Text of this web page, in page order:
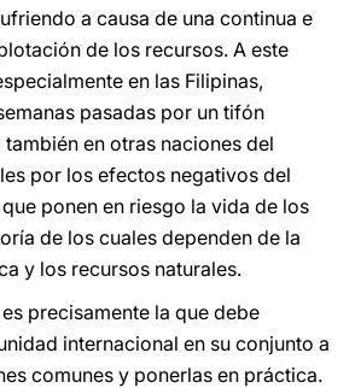
a causa de una continua e
de los recursos. A este
en las Filipinas,
pasadas por un tifón
en otras naciones del
por los efectos negativos del
ponen en riesgo la vida de los
de los cuales dependen de la
y los recursos naturales.
precisamente la que debe
internacional en su conjunto a
comunes y ponerlas en práctica.